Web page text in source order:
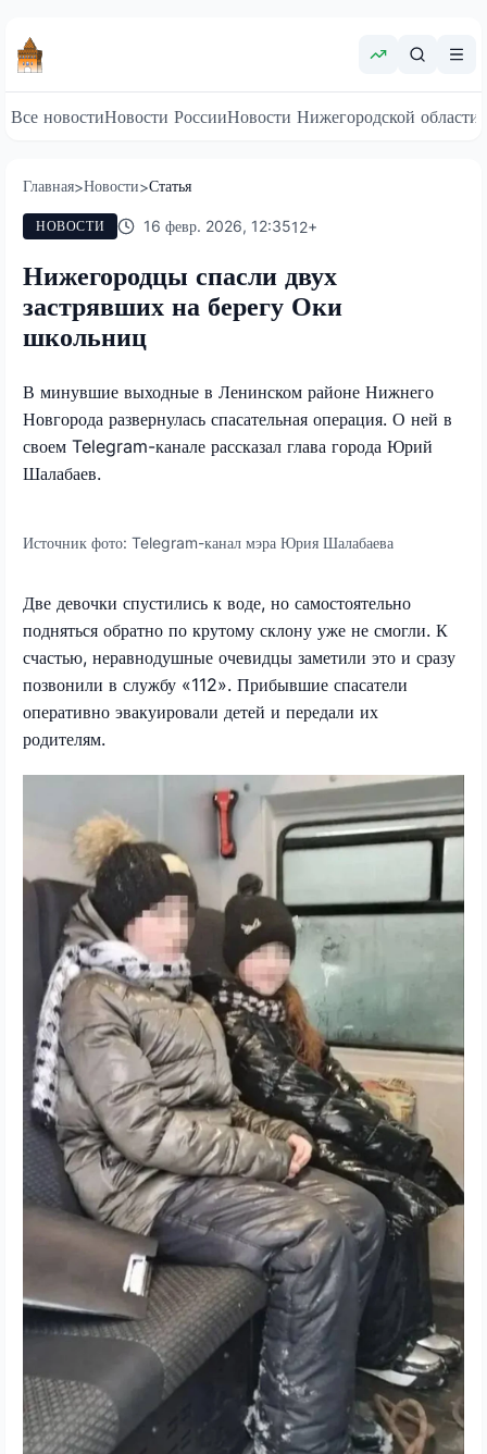
Все новостиНовости РоссииНовости Нижегородской области
Главная>Новости>Статья
НОВОСТИ 16 февр. 2026, 12:3512+
Нижегородцы спасли двух
застрявших на берегу Оки
школьниц
В минувшие выходные в Ленинском районе Нижнего
Новгорода развернулась спасательная операция. О ней в
своем Telegram-канале рассказал глава города Юрий
Шалабаев.
Источник фото: Telegram-канал мэра Юрия Шалабаева
Две девочки спустились к воде, но самостоятельно
подняться обратно по крутому склону уже не смогли. К
счастью, неравнодушные очевидцы заметили это и сразу
позвонили в службу «112». Прибывшие спасатели
оперативно эвакуировали детей и передали их
родителям.